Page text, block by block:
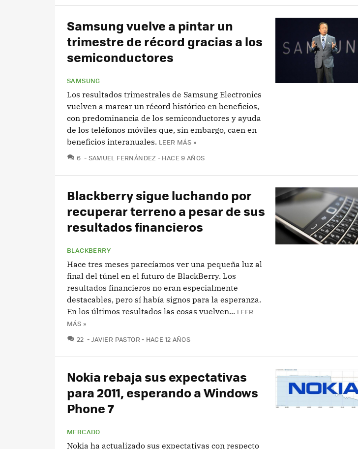
Samsung vuelve a pintar un
trimestre de récord gracias a los
semiconductores
SAMSUNG
Los resultados trimestrales de Samsung Electronics
vuelven a marcar un récord histórico en beneficios,
con predominancia de los semiconductores y ayuda
de los teléfonos móviles que, sin embargo, caen en
beneficios interanuales. LEER MÁS »
6 COMENTARIOS
SAMUEL FERNÁNDEZ HACE 9 AÑOS
Blackberry sigue luchando por
recuperar terreno a pesar de sus
resultados financieros
BLACKBERRY
Hace tres meses parecíamos ver una pequeña luz al
final del túnel en el futuro de BlackBerry. Los
resultados financieros no eran especialmente
destacables, pero sí había signos para la esperanza.
En los últimos resultados las cosas vuelven... LEER
MÁS »
22 COMENTARIOS
JAVIER PASTOR HACE 12 AÑOS
Nokia rebaja sus expectativas
para 2011, esperando a Windows
Phone 7
MERCADO
Nokia ha actualizado sus expectativas con respecto